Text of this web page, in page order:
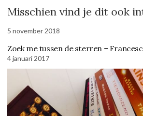
Misschien vind je dit ook
5 november 2018
Zoek me tussen de sterren –
4 januari 2017